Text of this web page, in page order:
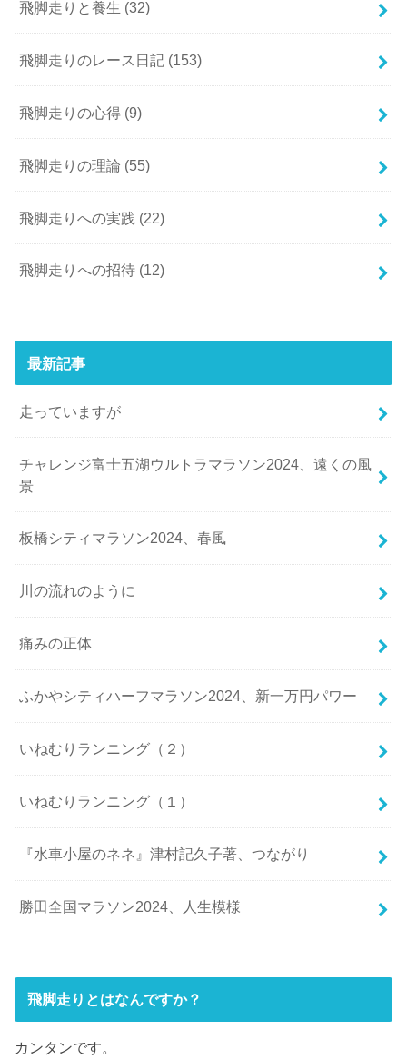
飛脚走りと養生 (32)
飛脚走りのレース日記 (153)
飛脚走りの心得 (9)
飛脚走りの理論 (55)
飛脚走りへの実践 (22)
飛脚走りへの招待 (12)
最新記事
走っていますが
チャレンジ富士五湖ウルトラマラソン2024、遠くの風
景
板橋シティマラソン2024、春風
川の流れのように
痛みの正体
ふかやシティハーフマラソン2024、新一万円パワー
いねむりランニング（２）
いねむりランニング（１）
『水車小屋のネネ』津村記久子著、つながり
勝田全国マラソン2024、人生模様
飛脚走りとはなんですか？
カンタンです。